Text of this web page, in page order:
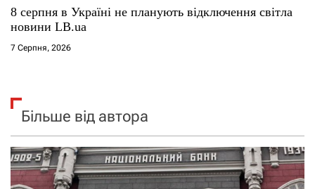
8 серпня в Україні не планують відключення світла
новини LB.ua
7 Серпня, 2026
Більше від автора